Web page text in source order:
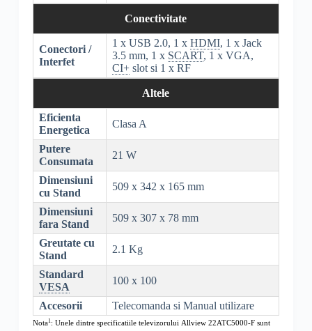
Conectivitate
Conectori /
Interfet
1 x USB 2.0, 1 x HDMI, 1 x Jack
3.5 mm, 1 x SCART, 1 x VGA,
CI+slot si 1 x RF
Altele
Eficienta
Energetica
Clasa A
Putere
Consumata
21 W
Dimensiuni
cu Stand
509 x 342 x 165 mm
Dimensiuni
fara Stand
509 x 307 x 78 mm
Greutate cu
Stand
2.1 Kg
Standard
VESA
100 x 100
Accesorii Telecomanda si Manual utilizare
Nota1: Unele dintre specificatiile televizorului Allview 22ATC5000-Fsunt